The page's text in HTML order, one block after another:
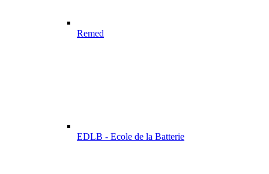
Remed
EDLB - Ecole de la Batterie